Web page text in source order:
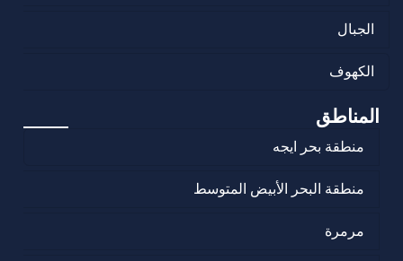
الجبال
الكهوف
المناطق
منطقة بحر ايجه
منطقة البحر الأبيض المتوسط
مرمرة